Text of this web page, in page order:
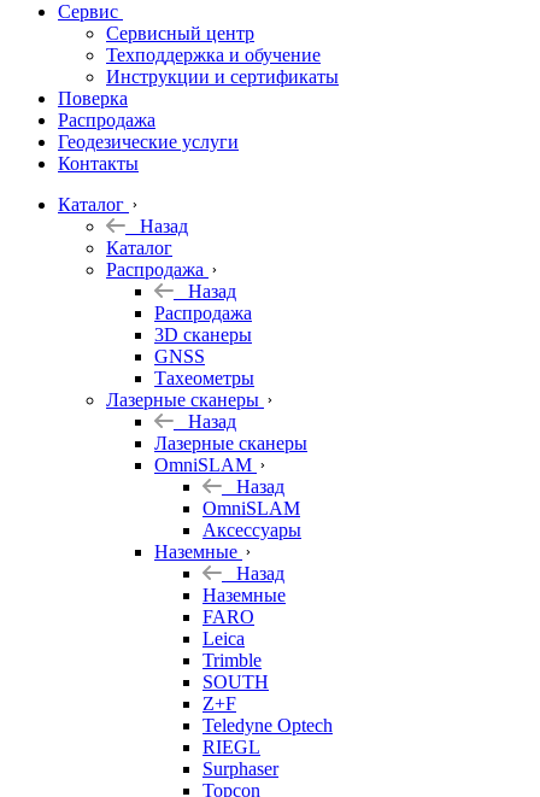
Софт
Георадары
Акции
Гидрография
Подбор
оборудования
по задачам
Архив
Геодезическое
оборудование
Сервис
Сервисный центр
Техподдержка и обучение
Инструкции и сертификаты
Поверка
Распродажа
Геодезические услуги
Контакты
Каталог
Назад
Каталог
Распродажа
Назад
Распродажа
3D сканеры
GNSS
Тахеометры
Лазерные сканеры
Назад
Лазерные сканеры
OmniSLAM
Назад
OmniSLAM
Аксессуары
Наземные
Назад
Наземные
FARO
Leica
Trimble
SOUTH
Z+F
Teledyne Optech
RIEGL
Surphaser
Topcon